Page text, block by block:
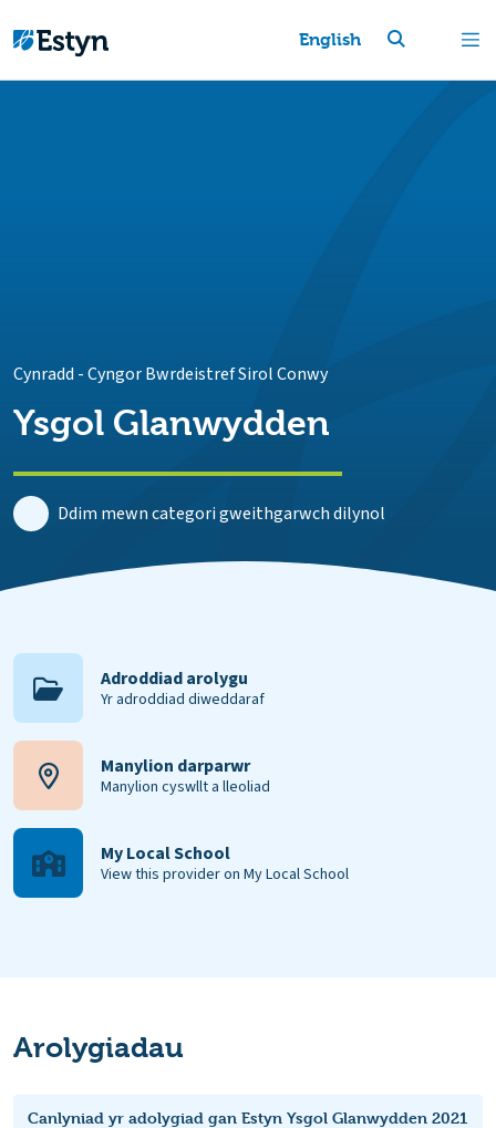
English
Cynradd -Cyngor Bwrdeistref Sirol Conwy
Ysgol Glanwydden
Ddim mewn categori gweithgarwch dilynol
Adroddiad arolygu
Yr adroddiad diweddaraf
Manylion darparwr
Manylion cyswllt a lleoliad
My Local School
View this provider on My Local School
Arolygiadau
Canlyniad yr adolygiad gan Estyn Ysgol Glanwydden 2021